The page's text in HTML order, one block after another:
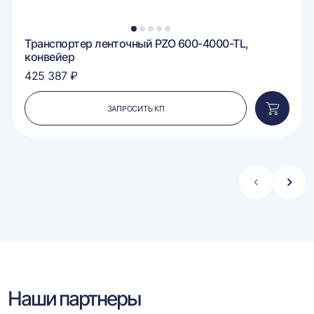
1 2 3 4 5
Транспортер ленточный PZO 600-4000-TL,
конвейер
425 387 ₽
ЗАПРОСИТЬ КП
в
Стрелка
Наши партнеры